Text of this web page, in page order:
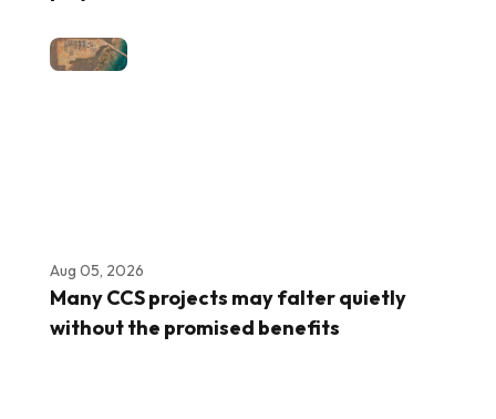
Aug 05, 2026
Many CCS projects may falter quietly
without the promised benefits